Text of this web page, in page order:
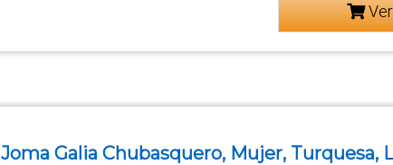
Joma Galia Chubasquero, Mujer, Turquesa,